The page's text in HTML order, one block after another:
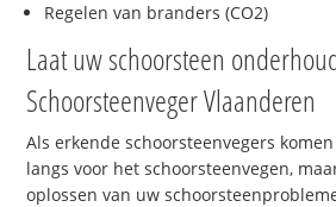
Regelen van branders (CO2)
Laat uw schoorsteen
Schoorsteenveger Vlaanderen
Als erkende schoorsteenvegers
langs voor het schoorsteenvegen,
oplossen van uw